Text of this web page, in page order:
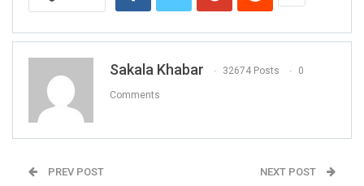
Sakala Khabar 32674 Posts 0
Comments
PREV POST NEXT POST